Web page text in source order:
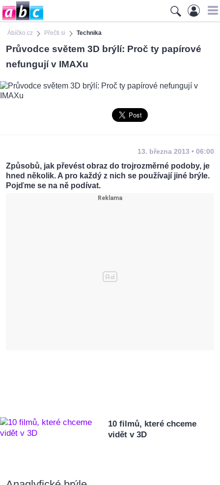
Ábíčko.cz Přečti si Technika
Průvodce světem 3D brýlí: Proč ty papírové
nefungují v IMAXu
13. března 2013 • 06:00
Způsobů, jak převést obraz do trojrozměrné podoby, je
hned několik. A pro každý z nich se používají jiné brýle.
Pojďme se na ně podívat.
10 filmů, které chceme
vidět v 3D